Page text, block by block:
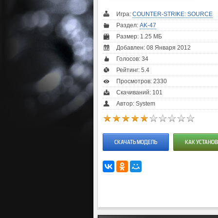
Игра: COUNTER-STRIKE: SOURCE
Раздел: AK-47
Размер: 1.25 МБ
Добавлен: 08 Января 2012
Голосов: 34
Рейтинг: 5.4
Просмотров: 2330
Скачиваний: 101
Автор: System
СКАЧАТЬ МОДЕЛЬ КАК